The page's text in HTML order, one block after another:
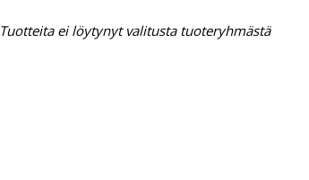
Tuotteita ei löytynyt valitusta tuoteryhmästä